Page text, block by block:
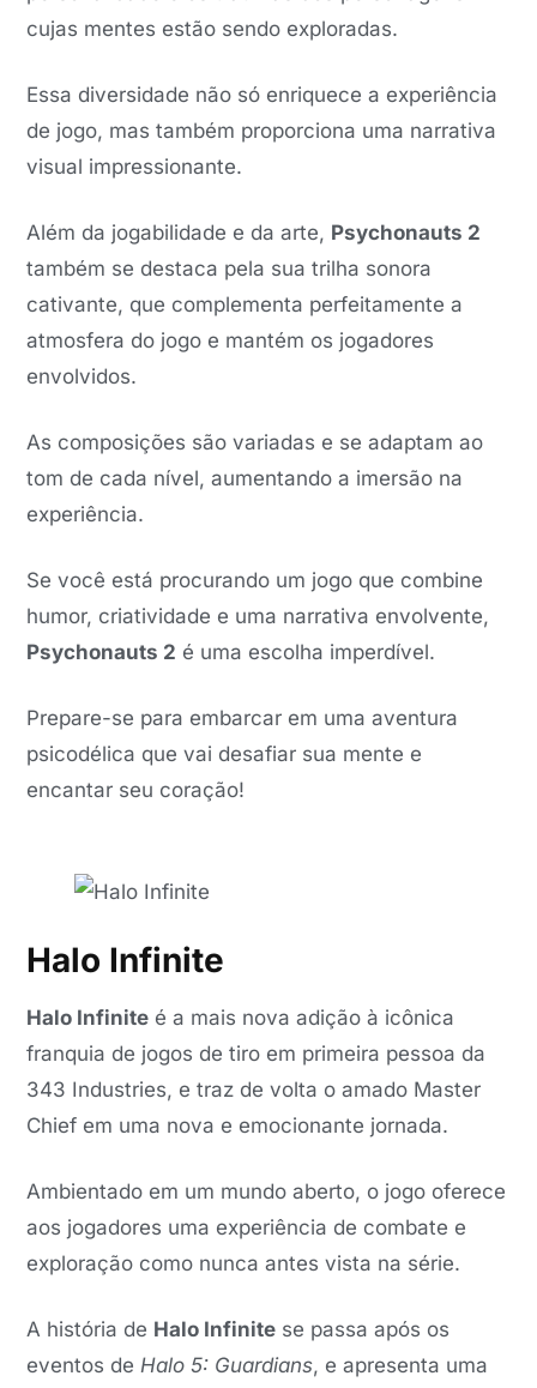
cujas mentes estão sendo exploradas.
Essa diversidade não só enriquece a experiência
de jogo, mas também proporciona uma narrativa
visual impressionante.
Além da jogabilidade e da arte, Psychonauts 2
também se destaca pela sua trilha sonora
cativante, que complementa perfeitamente a
atmosfera do jogo e mantém os jogadores
envolvidos.
As composições são variadas e se adaptam ao
tom de cada nível, aumentando a imersão na
experiência.
Se você está procurando um jogo que combine
humor, criatividade e uma narrativa envolvente,
Psychonauts 2 é uma escolha imperdível.
Prepare-se para embarcar em uma aventura
psicodélica que vai desafiar sua mente e
encantar seu coração!
Halo Infinite
Halo Infinite é a mais nova adição à icônica
franquia de jogos de tiro em primeira pessoa da
343 Industries, e traz de volta o amado Master
Chief em uma nova e emocionante jornada.
Ambientado em um mundo aberto, o jogo oferece
aos jogadores uma experiência de combate e
exploração como nunca antes vista na série.
A história de Halo Infinite se passa após os
eventos deHalo 5: Guardians, e apresenta uma